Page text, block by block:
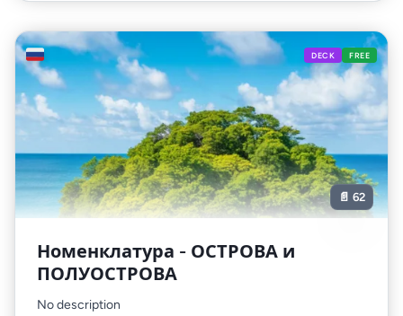
🇷🇺 DECK FREE
📄 62
Номенклатура - ОСТРОВА и
ПОЛУОСТРОВА
No description